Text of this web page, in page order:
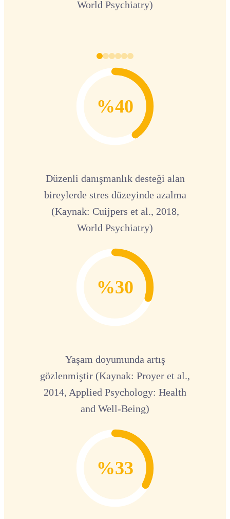
World Psychiatry)
%40
Düzenli danışmanlık desteği alan
bireylerde stres düzeyinde azalma
(Kaynak: Cuijpers et al., 2018,
World Psychiatry)
%30
Yaşam doyumunda artış
gözlenmiştir (Kaynak: Proyer et al.,
2014, Applied Psychology: Health
and Well-Being)
%33